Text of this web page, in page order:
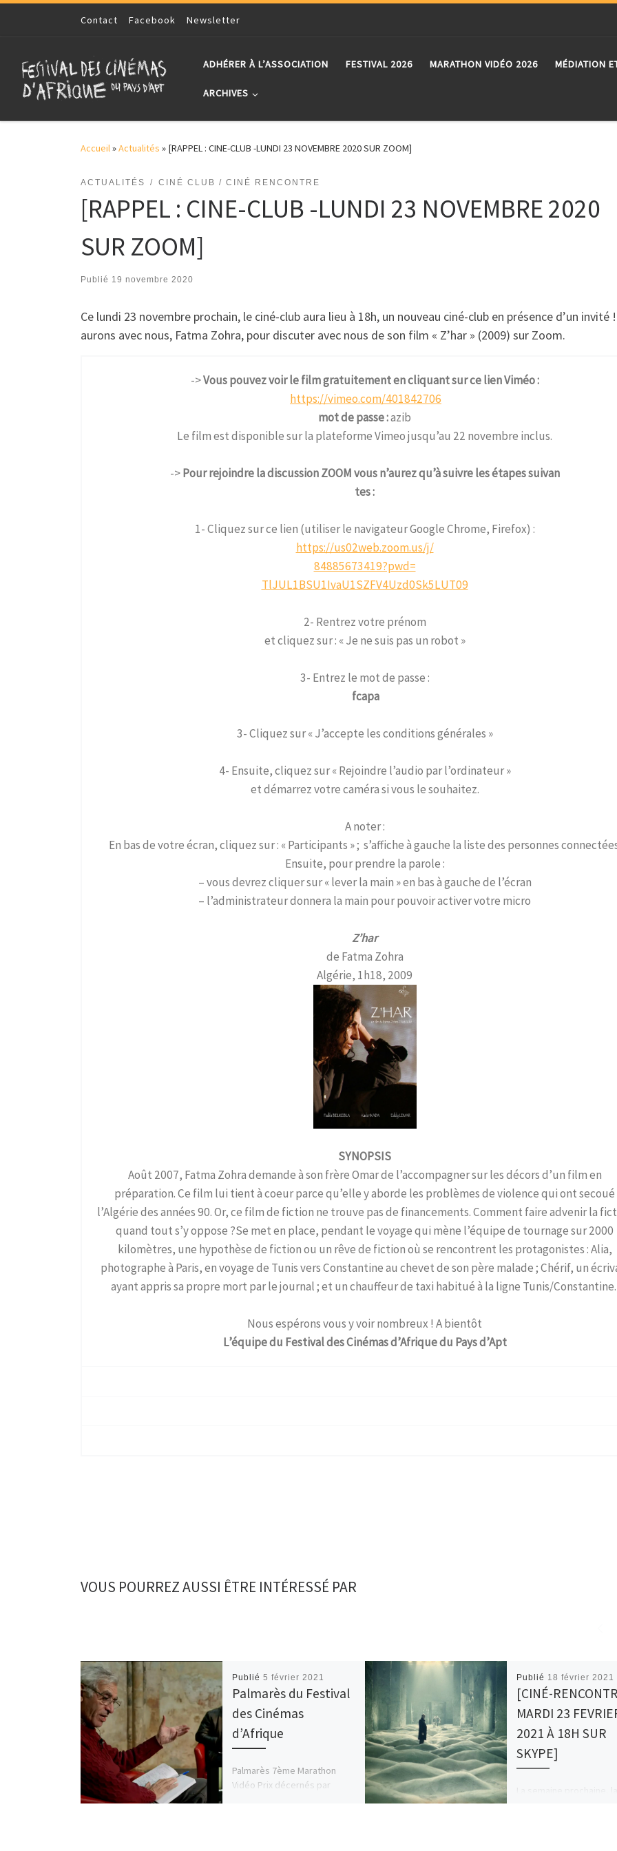
Skip to contentContact Facebook Newsletter
ADHÉRER À L’ASSOCIATION FESTIVAL 2026 MARATHON VIDÉO 2026 MÉDIATION
ARCHIVES
Accueil»Actualités » [RAPPEL : CINE-CLUB -LUNDI 23 NOVEMBRE 2020 SUR ZOOM]
ACTUALITÉS CINÉ CLUB / CINÉ RENCONTRE
[RAPPEL : CINE-CLUB -LUNDI 23 NOVEMBRE 2020
SUR ZOOM]
Publié 19 novembre 2020
Ce lundi 23 novembre prochain, le ciné-club aura lieu à 18h, un nouveau ciné-club en présence d’un invité
aurons avec nous, Fatma Zohra, pour discuter avec nous de son film « Z’har » (2009) sur Zoom.
->Vous pouvez voir le film gratuitement en cliquant sur ce lien Viméo :
https://vimeo.com/401842706
mot de passe :azib
Le film est disponible sur la plateforme Vimeo jusqu’au 22 novembre inclus.
->Pour rejoindre la discussion ZOOM vous n’aurez qu’à suivre les étapes suivan
tes :
1- Cliquez sur ce lien (utiliser le navigateur Google Chrome, Firefox) :
https://us02web.zoom.us/j/
84885673419?pwd=
TlJUL1BSU1IvaU1SZFV4Uzd0Sk5LUT09
2- Rentrez votre prénom
et cliquez sur : « Je ne suis pas un robot »
3- Entrez le mot de passe :
fcapa
3- Cliquez sur « J’accepte les conditions générales »
4- Ensuite, cliquez sur « Rejoindre l’audio par l’ordinateur »
et démarrez votre caméra si vous le souhaitez.
A noter :
En bas de votre écran, cliquez sur : « Participants » ; s’affiche à gauche la liste des personnes
Ensuite, pour prendre la parole :
– vous devrez cliquer sur « lever la main » en bas à gauche de l’écran
– l’administrateur donnera la main pour pouvoir activer votre micro
Z’har
de Fatma Zohra
Algérie, 1h18, 2009
SYNOPSIS
Août 2007, Fatma Zohra demande à son frère Omar de l’accompagner sur les décors d’un film en
préparation. Ce film lui tient à coeur parce qu’elle y aborde les problèmes de violence qui ont secoué
l’Algérie des années 90. Or, ce film de fiction ne trouve pas de financements. Comment faire advenir la
quand tout s’y oppose ?Se met en place, pendant le voyage qui mène l’équipe de tournage sur 2000
kilomètres, une hypothèse de fiction ou un rêve de fiction où se rencontrent les protagonistes : Alia,
photographe à Paris, en voyage de Tunis vers Constantine au chevet de son père malade ; Chérif, un
ayant appris sa propre mort par le journal ; et un chauffeur de taxi habitué à la ligne Tunis/
Nous espérons vous y voir nombreux ! A bientôt
L’équipe du Festival des Cinémas d’Afrique du Pays d’Apt
VOUS POURREZ AUSSI ÊTRE INTÉRESSÉ PAR
Publié5 février 2021
Palmarès du Festival
des Cinémas
d’Afrique
Palmarès 7ème Marathon
Vidéo Prix décernés par
Publié 18 février 2021
[CINÉ-
MARDI 23
2021 À 18H SUR
SKYPE]